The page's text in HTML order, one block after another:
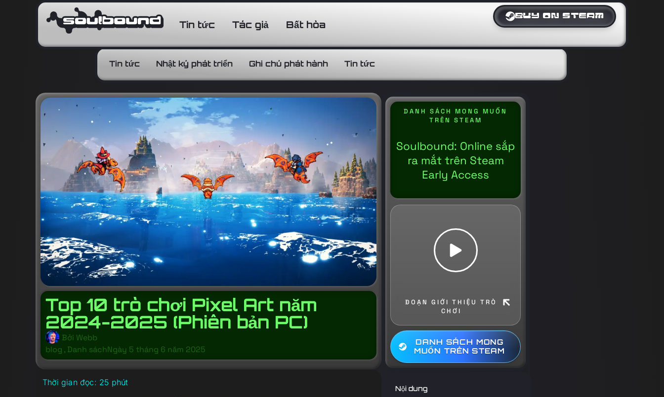
Tin tức Tác giả Bất hòa
BUY ON STEAM
Tin tức Nhật ký phát triển Ghi chú phát hành Tin tức
Top 10 trò chơi Pixel Art năm
2024-2025 (Phiên bản PC)
Bởi Webb
blog , Danh sáchNgày 5 tháng 6 năm 2025
Thời gian đọc: 25 phút
DANH SÁCH MONG MUỐN
TRÊN STEAM
Soulbound: Online sắp
ra mắt trên Steam
Early Access
ĐOẠN GIỚI THIỆU TRÒ
CHƠI
DANH SÁCH MONG
MUỐN TRÊN STEAM
Nội dung